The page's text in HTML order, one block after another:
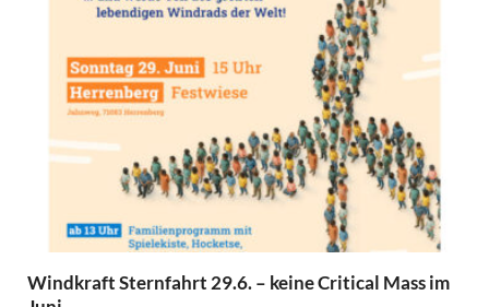
Windkraft Sternfahrt 29.6. – keine Critical Mass im